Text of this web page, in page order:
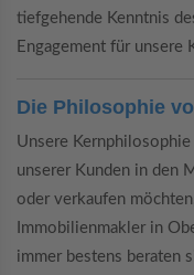
tiefgehende Kenntnis
Engagement für unsere
Die Philosophie
Unsere
unserer Kunden in den
oder verkaufen
Immobilienmakler in
immer bestens beraten